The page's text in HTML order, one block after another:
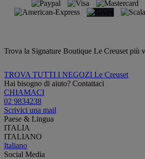
Trova la Signature Boutique Le Creuset più
TROVA TUTTI I NEGOZI Le Creuset
Hai bisogno di aiuto? Contattaci
CHIAMACI
02 9834238
Scrivici una mail
Paese & Lingua
ITALIA
ITALIANO
Italiano
Social Media